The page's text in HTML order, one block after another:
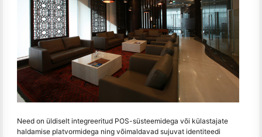
Need on üldiselt integreeritud POS-süsteemidega või külastajate
haldamise platvormidega ning võimaldavad sujuvat identiteedi